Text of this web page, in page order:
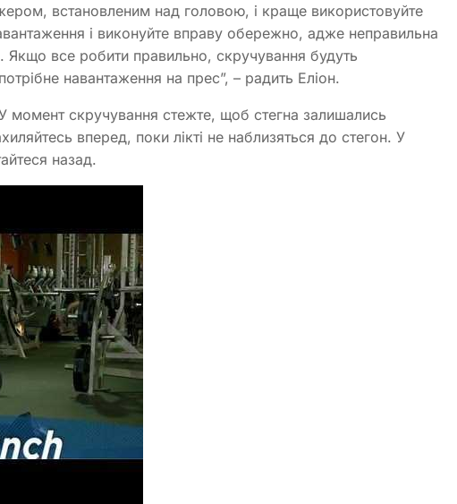
встановленим над головою, і краще використовуйте
і виконуйте вправу обережно, адже неправильна
Якщо все робити правильно, скручування будуть
навантаження на прес”, – радить Еліон.
момент скручування стежте, щоб стегна залишались
вперед, поки лікті не наблизяться до стегон. У
назад.